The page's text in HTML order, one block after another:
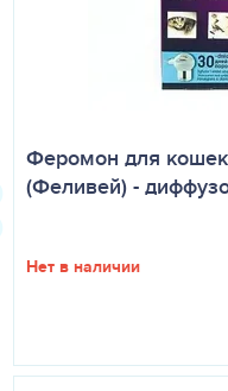
Феромон для кошек
(Феливей) -
Нет в наличии